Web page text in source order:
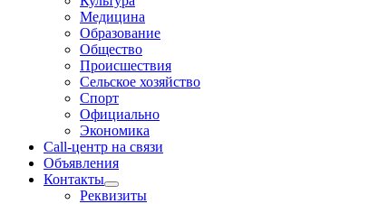
Медицина
Образование
Общество
Происшествия
Сельское хозяйство
Спорт
Официально
Экономика
Call-центр на связи
Объявления
Контакты
Реквизиты